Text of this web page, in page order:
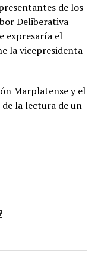
de los
Deliberativa
expresaría el
la vicepresidenta
Marplatense y el
la lectura de un